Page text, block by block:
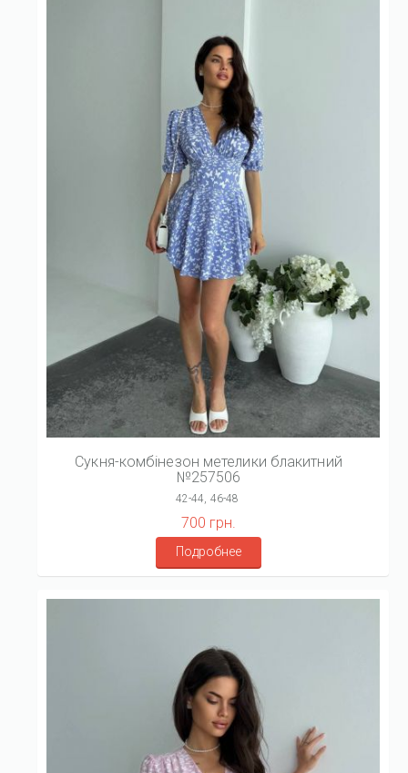
Сукня-комбінезон метелики блакитний
№257506
42-44, 46-48
700 грн.
Подробнее